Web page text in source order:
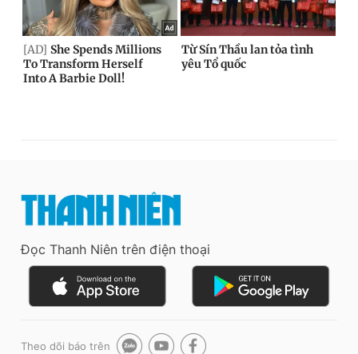
Đọc Thanh Niên trên điện thoại
Theo dõi báo trên